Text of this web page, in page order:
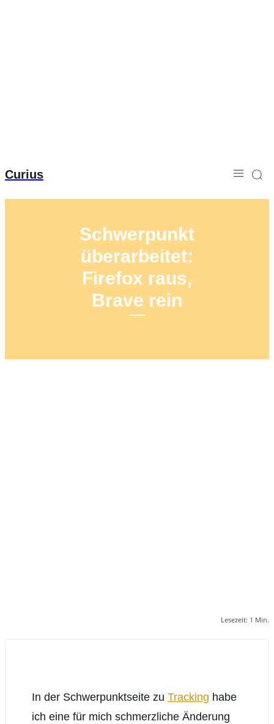
Curius
Schwerpunkt
überarbeitet:
Firefox raus,
Brave rein
Lesezeit: 1 Min.
In der Schwerpunktseite zu Tracking habe
ich eine für mich schmerzliche Änderung